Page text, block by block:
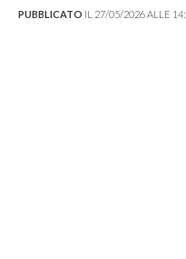
PUBBLICATO IL 27/05/2026 ALLE